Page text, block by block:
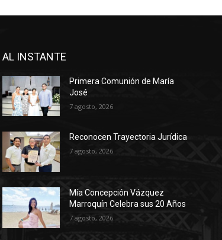
AL INSTANTE
Primera Comunión de María
José
7 agosto, 2026
Reconocen Trayectoria Jurídica
7 agosto, 2026
Mía Concepción Vázquez
Marroquín Celebra sus 20 Años
7 agosto, 2026